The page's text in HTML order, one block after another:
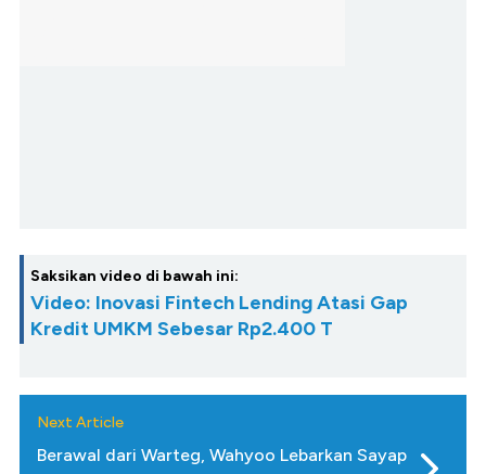
Saksikan video di bawah ini:
Video: Inovasi Fintech Lending Atasi Gap
Kredit UMKM Sebesar Rp2.400 T
Next Article
Berawal dari Warteg, Wahyoo Lebarkan Sayap